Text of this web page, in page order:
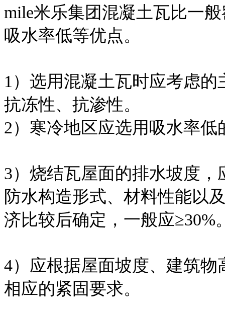
mile米乐集团混凝土瓦比一
吸水率低等优点。
1）选用混凝土瓦时应考虑
抗冻性、抗渗性。
2）寒冷地区应选用吸水率低
3）烧结瓦屋面的排水坡度
防水构造形式、材料性能以
济比较后确定，一般应≥30%
4）应根据屋面坡度、建筑
相应的紧固要求。